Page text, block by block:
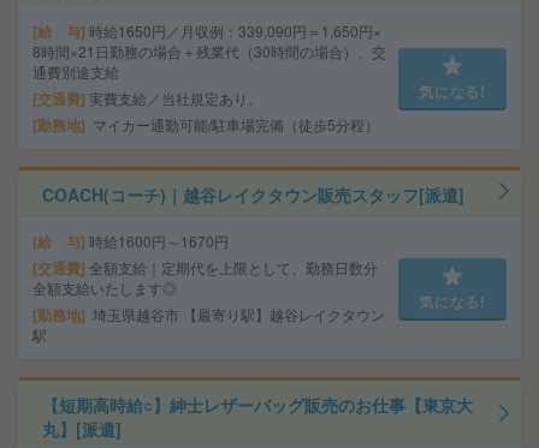
給 与 時給1650円／月収例：339,090円＝1,650円×
8時間×21日勤務の場合＋残業代（30時間の場合）、交
通費別途支給
交通費 実費支給／当社規定あり。
勤務地 マイカー通勤可能/駐車場完備（徒歩5分程）
気になる!
COACH(コーチ)｜越谷レイクタウン販売スタッフ[派遣]
給 与 時給1600円～1670円
交通費 全額支給｜定期代を上限として、勤務日数分
全額支給いたします◎
勤務地 埼玉県越谷市 【最寄り駅】越谷レイクタウン
駅
気になる!
【短期高時給○】紳士レザーバッグ販売のお仕事【東京大
丸】[派遣]